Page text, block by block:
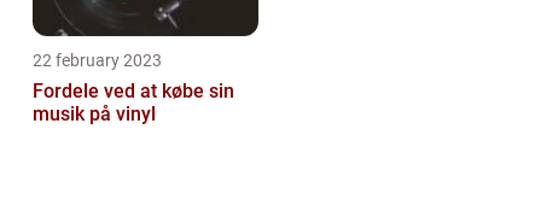
22 february 2023
Fordele ved at købe sin
musik på vinyl